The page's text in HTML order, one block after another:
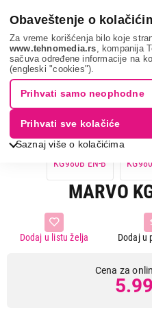
Obaveštenje o
Za vreme korišćenja bilo koje
www.tehnomedia.rs , kompanija
sačuva određene informacije na
(engleski "cookies").
Saznaj više o kolačićima
Prihvati samo neophodne
Prihvati sve kolačiće
It & gaming Periferije
MARVO
Dodaj u
Dodaj u listu želja
Cena za